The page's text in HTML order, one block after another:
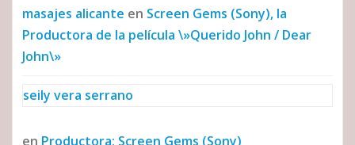
masajes alicante en Screen Gems (Sony), la
Productora de la película \»Querido John / Dear
John\»
seily vera serrano
en Productora: Screen Gems (Sony)